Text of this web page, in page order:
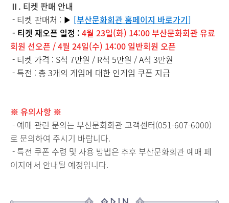
Ⅱ. 티켓 판매 안내
- 티켓 판매처 : ▶ [부산문화회관 홈페이지 바로가기]
- 티켓 재오픈 일정 : 4월 23일(화) 14:00 부산문화회관 유료
회원 선오픈 / 4월 24일(수) 14:00 일반회원 오픈
- 티켓 가격 : S석 7만원 / R석 5만원 / A석 3만원
- 특전 : 총 3개의 게임에 대한 인게임 쿠폰 지급
※ 유의사항 ※
- 예매 관련 문의는 부산문회화관 고객센터(051-607-6000)
로 문의하여 주시기 바랍니다.
- 특전 쿠폰 수령 및 사용 방법은 추후 부산문화회관 예매 페
이지에서 안내될 예정입니다.